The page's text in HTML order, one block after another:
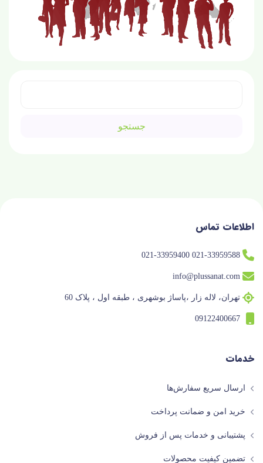
اطلاعات تماس
021-33959588 021-33959400
info@plussanat.com
تهران، لاله زار ،پاساژ بوشهری ، طبقه اول ، پلاک 60
09122400667
خدمات
ارسال سریع سفارش‌ها
خرید امن و ضمانت پرداخت
پشتیبانی و خدمات پس از فروش
تضمین کیفیت محصولات